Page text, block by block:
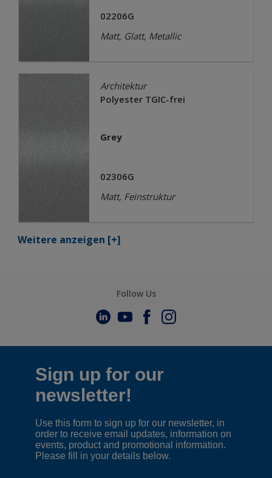
02206G
Matt, Glatt, Metallic
Architektur
Polyester TGIC-frei
Grey
02306G
Matt, Feinstruktur
Weitere anzeigen [+]
Follow Us